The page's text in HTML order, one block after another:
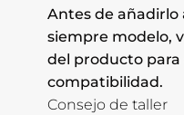
Antes de añadirlo
siempre modelo,
del producto
compatibilidad.
Consejo de taller